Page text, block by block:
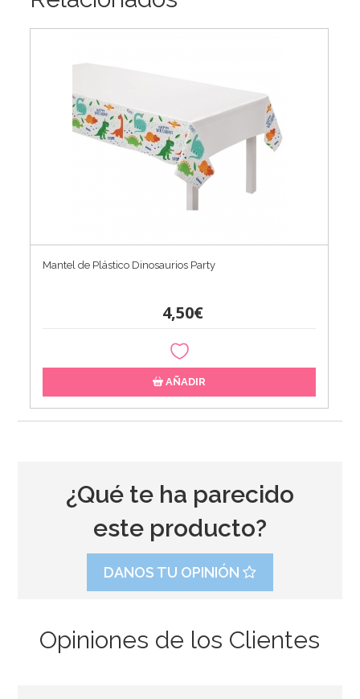
Mantel de Plástico Dinosaurios Party
4,50€
AÑADIR
¿Qué te ha parecido
este producto?
DANOS TU OPINIÓN
Opiniones de los Clientes